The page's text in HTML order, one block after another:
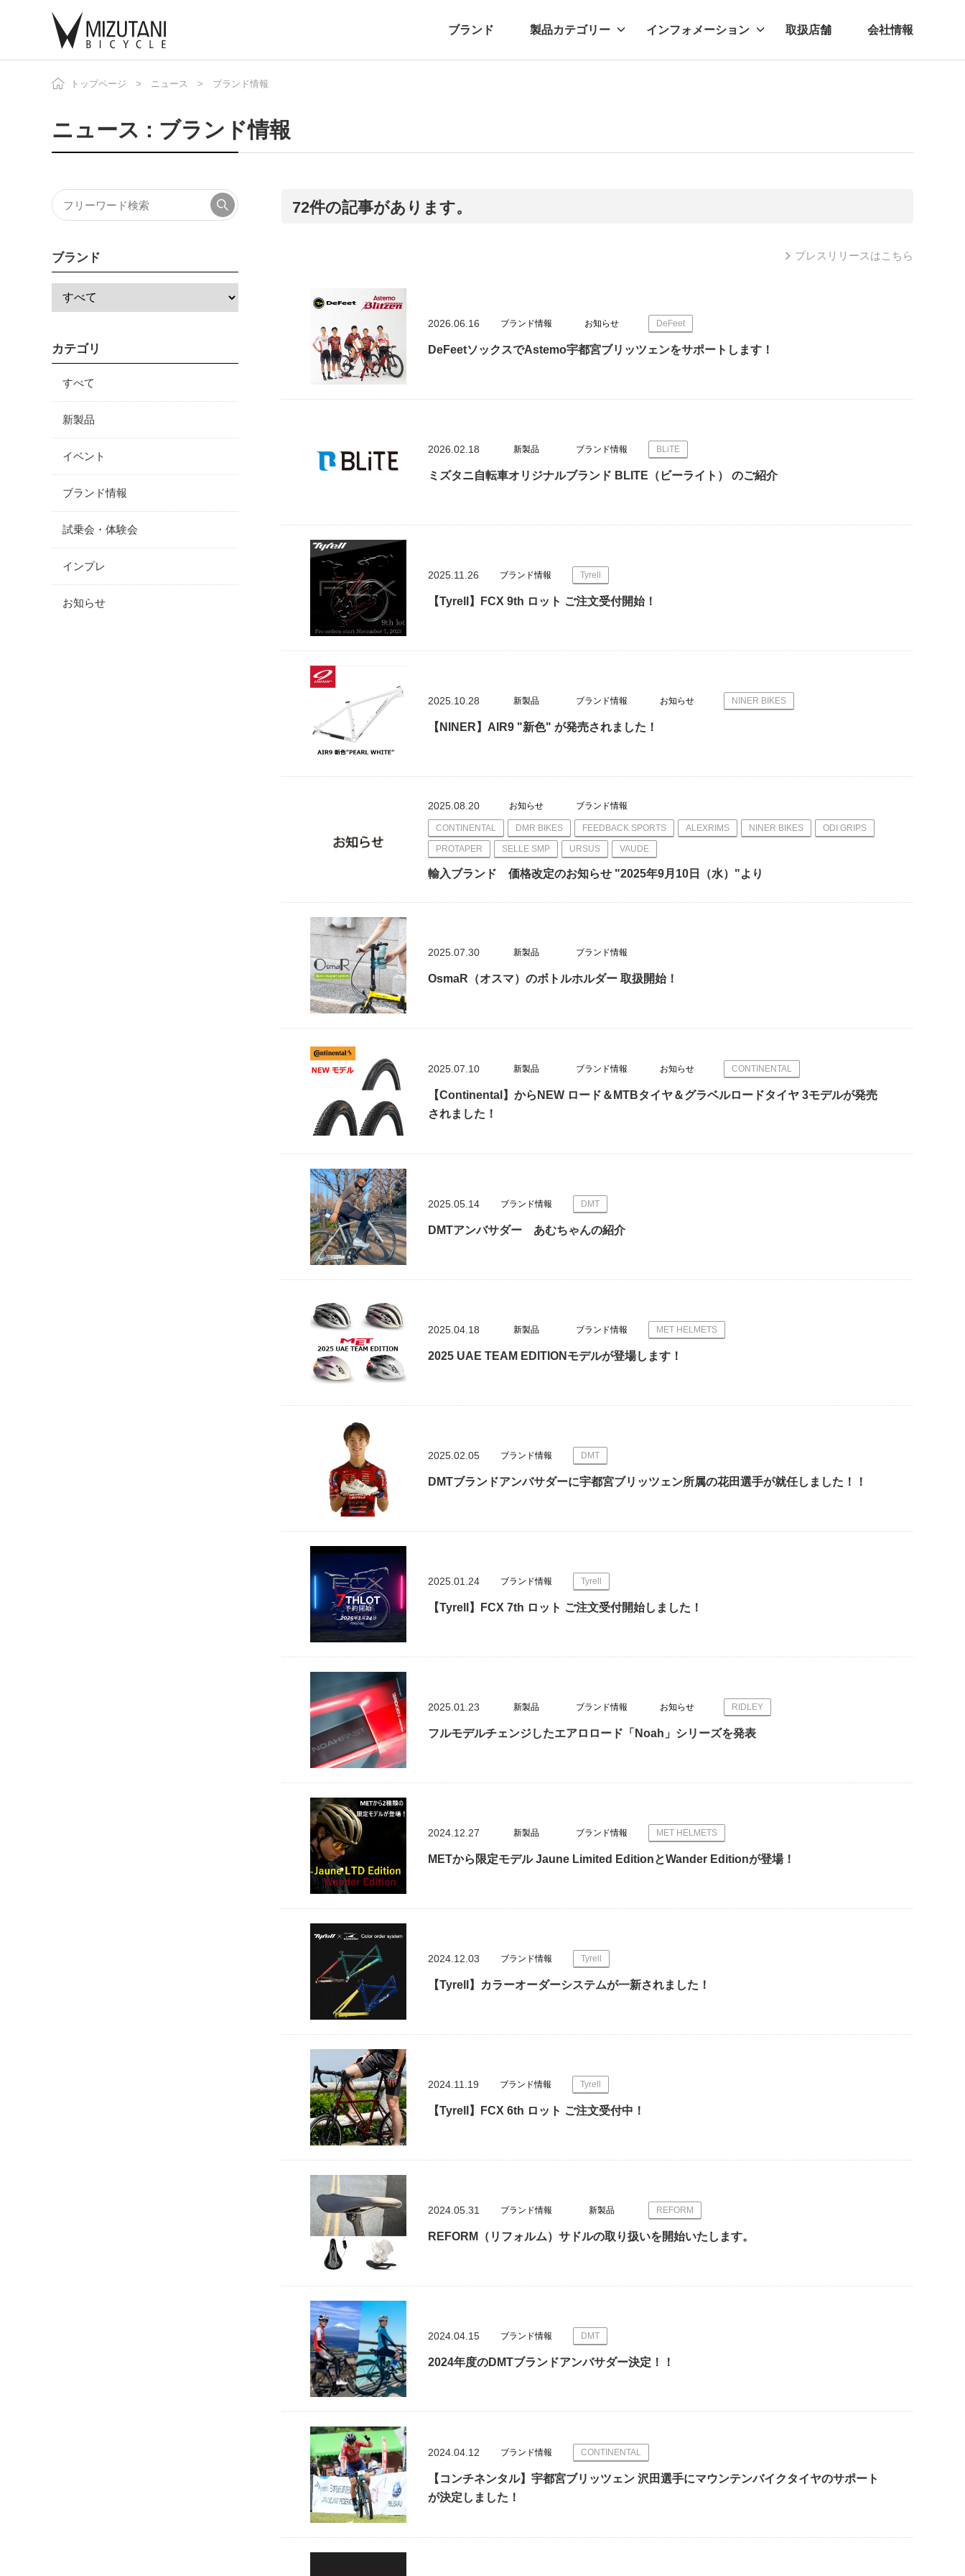
ブランド 製品カテゴリー インフォメーション 取扱店舗 会社情報
トップページ ニュース ブランド情報
ニュース : ブランド情報
72件の記事があります。
プレスリリースはこちら
2026.06.16 ブランド情報 お知らせ DeFeet
DeFeetソックスでAstemo宇都宮ブリッツェンをサポートします！
2026.02.18 新製品 ブランド情報 BLiTE
ミズタニ自転車オリジナルブランド BLITE（ビーライト） のご紹介
2025.11.26 ブランド情報 Tyrell
【Tyrell】FCX 9th ロット ご注文受付開始！
2025.10.28 新製品 ブランド情報 お知らせ NINER BIKES
【NINER】AIR9 "新色" が発売されました！
2025.08.20 お知らせ ブランド情報
CONTINENTAL DMR BIKES FEEDBACK SPORTS ALEXRIMS NINER BIKES ODI GRIPS
PROTAPER SELLE SMP URSUS VAUDE
輸入ブランド 価格改定のお知らせ "2025年9月10日（水）"より
2025.07.30 新製品 ブランド情報
OsmaR（オスマ）のボトルホルダー 取扱開始！
2025.07.10 新製品 ブランド情報 お知らせ CONTINENTAL
【Continental】からNEW ロード＆MTBタイヤ＆グラベルロードタイヤ 3モデルが発売
されました！
2025.05.14 ブランド情報 DMT
DMTアンバサダー あむちゃんの紹介
2025.04.18 新製品 ブランド情報 MET HELMETS
2025 UAE TEAM EDITIONモデルが登場します！
2025.02.05 ブランド情報 DMT
DMTブランドアンバサダーに宇都宮ブリッツェン所属の花田選手が就任しました！！
2025.01.24 ブランド情報 Tyrell
【Tyrell】FCX 7th ロット ご注文受付開始しました！
2025.01.23 新製品 ブランド情報 お知らせ RIDLEY
フルモデルチェンジしたエアロロード「Noah」シリーズを発表
2024.12.27 新製品 ブランド情報 MET HELMETS
METから限定モデル Jaune Limited EditionとWander Editionが登場！
2024.12.03 ブランド情報 Tyrell
【Tyrell】カラーオーダーシステムが一新されました！
2024.11.19 ブランド情報 Tyrell
【Tyrell】FCX 6th ロット ご注文受付中！
2024.05.31 ブランド情報 新製品 REFORM
REFORM（リフォルム）サドルの取り扱いを開始いたします。
2024.04.15 ブランド情報 DMT
2024年度のDMTブランドアンバサダー決定！！
2024.04.12 ブランド情報 CONTINENTAL
【コンチネンタル】宇都宮ブリッツェン 沢田選手にマウンテンバイクタイヤのサポート
が決定しました！
ブランド
カテゴリ
すべて
新製品
イベント
ブランド情報
試乗会・体験会
インプレ
お知らせ